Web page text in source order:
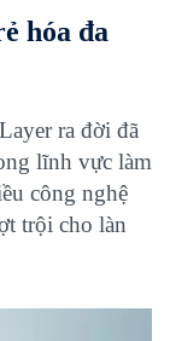
hóa đa
ra đời đã
lĩnh vực làm
công nghệ
trội cho làn